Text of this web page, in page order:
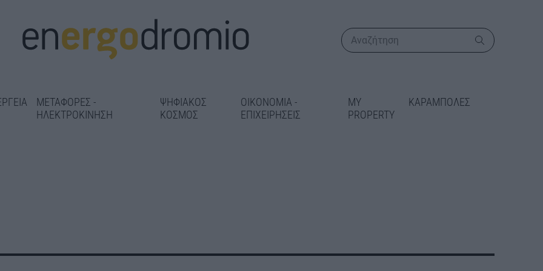
ΜΕΤΑΦΟΡΕΣ -
ΗΛΕΚΤΡΟΚΙΝΗΣΗ
ΨΗΦΙΑΚΟΣ
ΚΟΣΜΟΣ
ΟΙΚΟΝΟΜΙΑ -
ΕΠΙΧΕΙΡΗΣΕΙΣ
MY
PROPERTY
ΚΑΡΑΜΠΟΛΕΣ
εκατ.
–
σιδηροτροχιών στις Γραμμές
ραντάρ στο Καστέλι – Χ.